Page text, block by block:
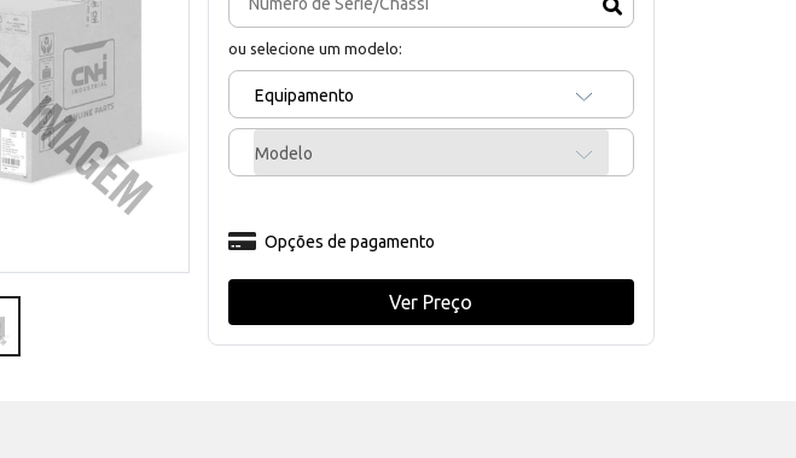
ou selecione um modelo:
Equipamento
Modelo
Opções de pagamento
Ver Preço